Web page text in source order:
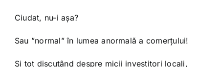
Ciudat, nu-i așa?
Sau ”normal” în lumea anormală a comerțului!
Și tot discutând despre micii investitori locali,